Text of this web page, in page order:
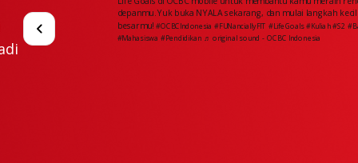
depanmu. Yuk buka NYALA sekarang, dan mulai langkah
besarmu!#OCBCIndonesia #FUNanciallyFIT #LifeGoals #Kuliah #S2
#Mahasiswa #Pendidikan ♬ original sound - OCBC Indonesia